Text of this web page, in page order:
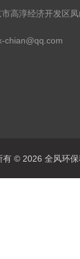
高淳经济开发区
chian@qq.com
有 © 2026 全风环